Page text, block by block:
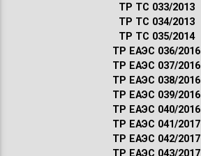
ТР ТС 033/2013
ТР ТС 034/2013
ТР ТС 035/2014
ТР ЕАЭС 036/2016
ТР ЕАЭС 037/2016
ТР ЕАЭС 038/2016
ТР ЕАЭС 039/2016
ТР ЕАЭС 040/2016
ТР ЕАЭС 041/2017
ТР ЕАЭС 042/2017
ТР ЕАЭС 043/2017